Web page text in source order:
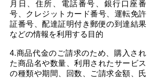
月日、住所、電話番号、銀行口座番
号、クレジットカード番号、運転免許
証番号、配達証明付き郵便の到達結果
などの情報を利用する目的
4.商品代金のご請求のため、購入され
た商品名や数量、利用されたサービス
の種類や期間、回数、ご請求金額、氏